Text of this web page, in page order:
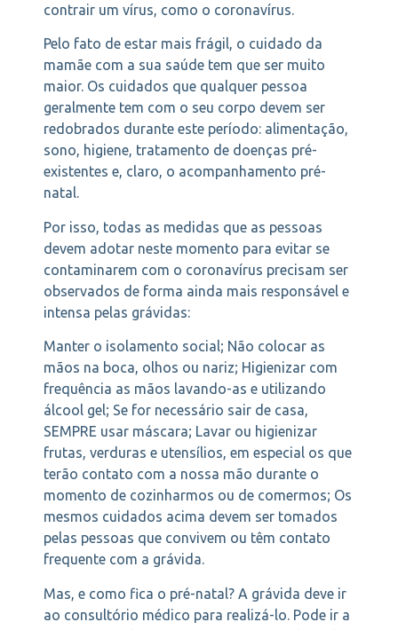
contrair um vírus, como o coronavírus.
Pelo fato de estar mais frágil, o cuidado da
mamãe com a sua saúde tem que ser muito
maior. Os cuidados que qualquer pessoa
geralmente tem com o seu corpo devem ser
redobrados durante este período: alimentação,
sono, higiene, tratamento de doenças pré-
existentes e, claro, o acompanhamento pré-
natal.
Por isso, todas as medidas que as pessoas
devem adotar neste momento para evitar se
contaminarem com o coronavírus precisam ser
observados de forma ainda mais responsável e
intensa pelas grávidas:
Manter o isolamento social; Não colocar as
mãos na boca, olhos ou nariz; Higienizar com
frequência as mãos lavando-as e utilizando
álcool gel; Se for necessário sair de casa,
SEMPRE usar máscara; Lavar ou higienizar
frutas, verduras e utensílios, em especial os que
terão contato com a nossa mão durante o
momento de cozinharmos ou de comermos; Os
mesmos cuidados acima devem ser tomados
pelas pessoas que convivem ou têm contato
frequente com a grávida.
Mas, e como fica o pré-natal? A grávida deve ir
ao consultório médico para realizá-lo. Pode ir a